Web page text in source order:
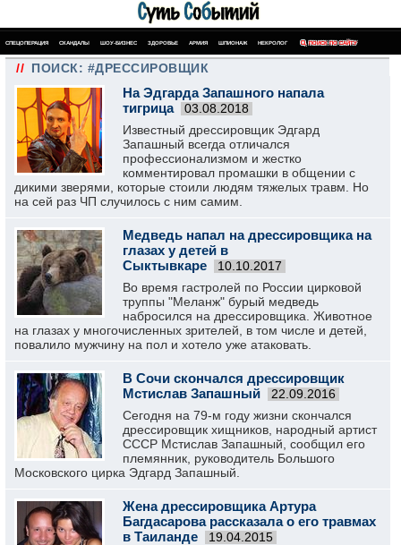
СПЕЦОПЕРАЦИЯ СКАНДАЛЫ ШОУ-БИЗНЕС ЗДОРОВЬЕ АРМИЯ ШПИОНАЖ НЕКРОЛОГ ПОИСК ПО САЙТУ
// ПОИСК: #ДРЕССИРОВЩИК
На Эдгарда Запашного напала
тигрица
03.08.2018
Известный дрессировщик Эдгард
Запашный всегда отличался
профессионализмом и жестко
комментировал промашки в общении с
дикими зверями, которые стоили людям тяжелых травм. Но
на сей раз ЧП случилось с ним самим.
Медведь напал на дрессировщика на
глазах у детей в
Сыктывкаре
10.10.2017
Во время гастролей по России цирковой
труппы "Меланж" бурый медведь
набросился на дрессировщика. Животное
на глазах у многочисленных зрителей, в том числе и детей,
повалило мужчину на пол и хотело уже атаковать.
В Сочи скончался дрессировщик
Мстислав Запашный
22.09.2016
Сегодня на 79-м году жизни скончался
дрессировщик хищников, народный артист
СССР Мстислав Запашный, сообщил его
племянник, руководитель Большого
Московского цирка Эдгард Запашный.
Жена дрессировщика Артура
Багдасарова рассказала о его травмах
в Таиланде
19.04.2015